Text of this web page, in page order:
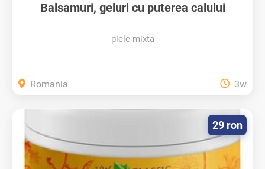
Balsamuri, geluri cu puterea calului
piele mixta
Romania 3w
29 ron